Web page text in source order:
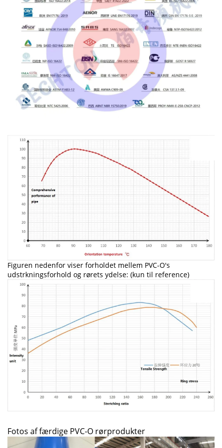
Figuren nedenfor viser forholdet mellem PVC-O's
udstrkningsforhold og rørets ydelse: (kun til reference)
Fotos af færdige PVC-O rørprodukter